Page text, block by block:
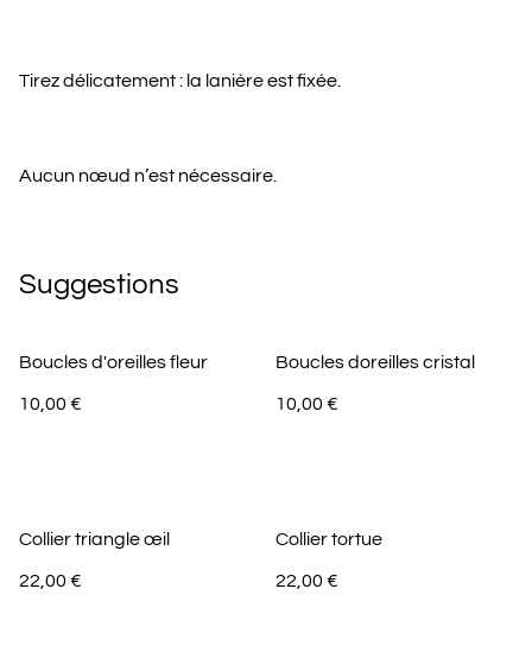
Tirez délicatement : la lanière est fixée.
Aucun nœud n’est nécessaire.
Suggestions
Boucles d'oreilles fleur
10,00 €
Boucles doreilles cristal
10,00 €
Collier triangle œil
22,00 €
Collier tortue
22,00 €